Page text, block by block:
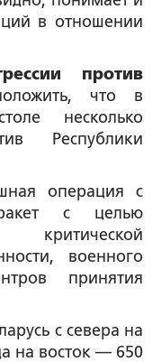
в отношении
против
что в
несколько
Республики
операция с
с целью
военного
принятия
с севера на
на восток — 650